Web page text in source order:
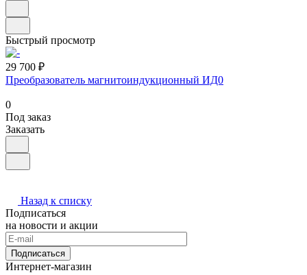
Быстрый просмотр
29 700 ₽
Преобразователь магнитоиндукционный ИД0
0
Под заказ
Заказать
Назад к списку
Подписаться
на новости и акции
Подписаться
Интернет-магазин